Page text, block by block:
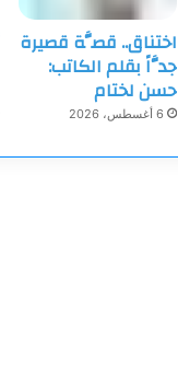
اختناق.. قصَّة قصيرة
جدَّاً بقلم الكاتب:
حسن لختام
6 أغسطس، 2026